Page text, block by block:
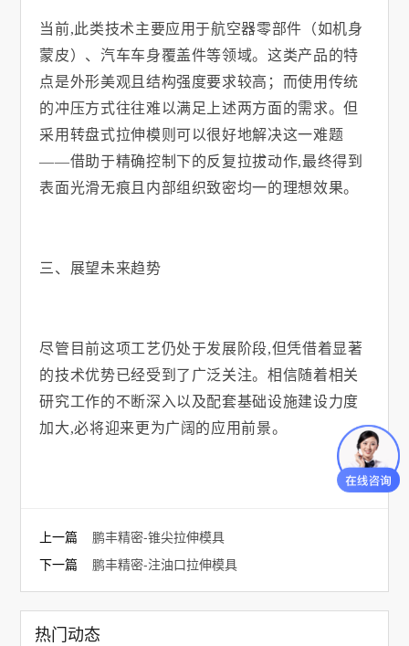
当前,此类技术主要应用于航空器零部件（如机身
蒙皮）、汽车车身覆盖件等领域。这类产品的特
点是外形美观且结构强度要求较高；而使用传统
的冲压方式往往难以满足上述两方面的需求。但
采用转盘式拉伸模则可以很好地解决这一难题
——借助于精确控制下的反复拉拔动作,最终得到
表面光滑无痕且内部组织致密均一的理想效果。
三、展望未来趋势
尽管目前这项工艺仍处于发展阶段,但凭借着显著
的技术优势已经受到了广泛关注。相信随着相关
研究工作的不断深入以及配套基础设施建设力度
加大,必将迎来更为广阔的应用前景。
上一篇 鹏丰精密-锥尖拉伸模具
下一篇 鹏丰精密-注油口拉伸模具
热门动态